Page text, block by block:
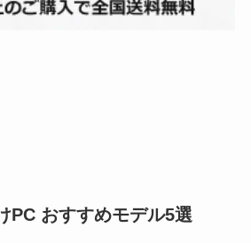
PC おすすめモデル5選